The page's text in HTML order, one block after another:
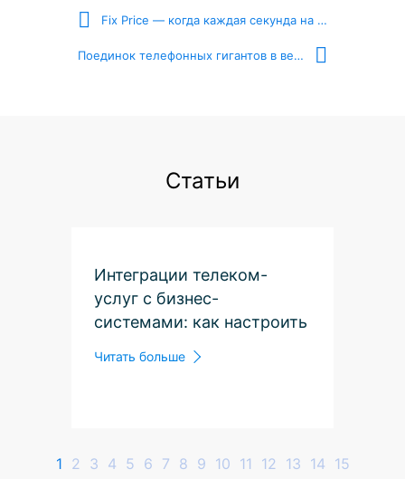
Fix Price — когда каждая секунда на счету
Поединок телефонных гигантов в весе для бизнеса
Статьи
Интеграции телеком-
услуг с бизнес-
системами: как настроить
Читать больше
1 2 3 4 5 6 7 8 9 10 11 12 13 14 15